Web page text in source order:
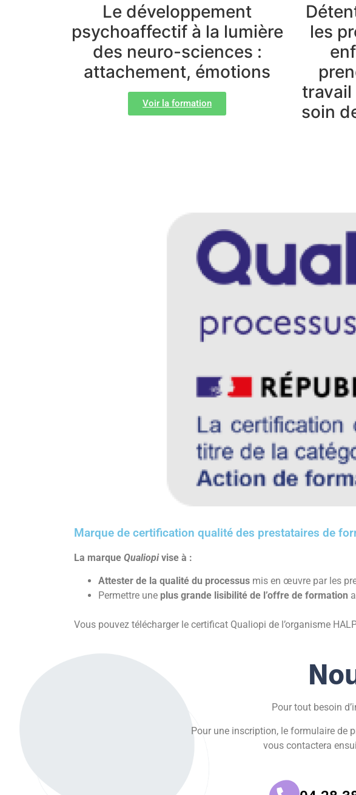
Le développement
psychoaffectif à la lumière
des neuro-sciences :
attachement, émotions
Voir la formation
les
travail
soin
Marque de certification qualité des prestataires de
La marque Qualiopivise à :
Attester de la qualité du processus mis en œuvre par les
Permettre une plus grande lisibilité de l’offre de formation
Vous pouvez télécharger le certificat Qualiopi de l’organisme
Pour tout besoin
Pour une inscription, le formulaire de
vous contactera